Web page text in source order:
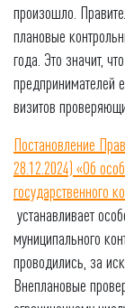
произошло.
плановые
года. Это значит,
предпринимателей
визитов
Постановление
28.12.2024) «Об
государственного
устанавливает
муниципального
проводились, за
Внеплановые